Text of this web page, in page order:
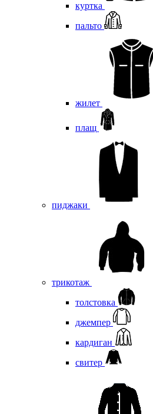
куртка
пальто
жилет
плащ
пиджаки
трикотаж
толстовка
джемпер
кардиган
свитер